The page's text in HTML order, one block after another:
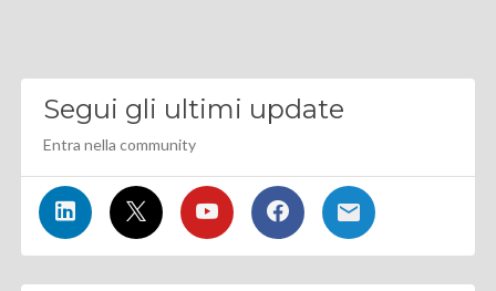
Segui gli ultimi update
Entra nella community